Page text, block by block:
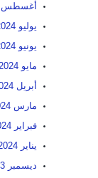
أغسطس 2024
يوليو 2024
يونيو 2024
مايو 2024
أبريل 2024
مارس 2024
فبراير 2024
يناير 2024
ديسمبر 2023